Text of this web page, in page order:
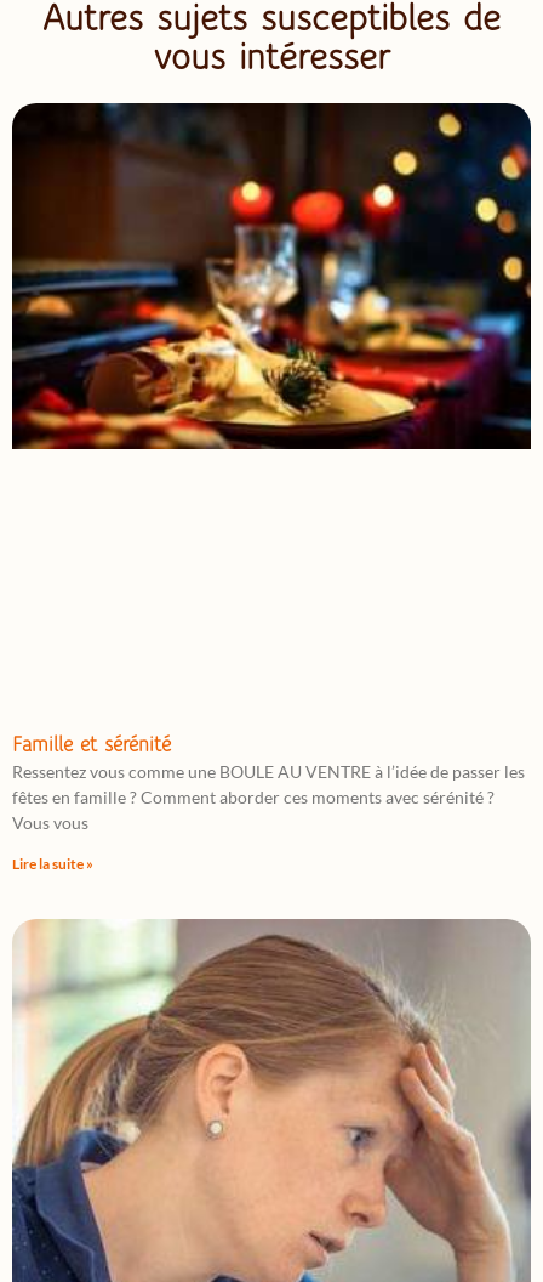
Autres sujets susceptibles de
vous intéresser
Famille et sérénité
Ressentez vous comme une BOULE AU VENTRE à l’idée de passer les
fêtes en famille ? Comment aborder ces moments avec sérénité ?
Vous vous
Lire la suite »